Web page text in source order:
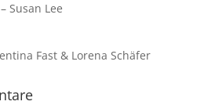
Susan Lee
Fast & Lorena Schäfer